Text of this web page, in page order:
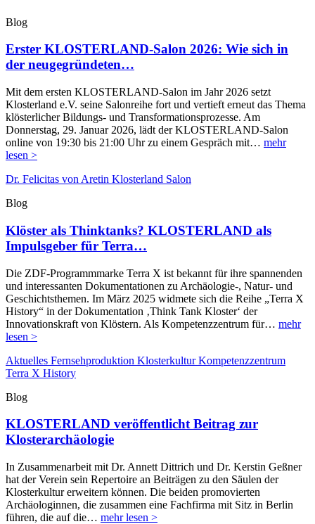
Blog
Erster KLOSTERLAND-Salon 2026: Wie sich in
der neugegründeten…
Mit dem ersten KLOSTERLAND-Salon im Jahr 2026 setzt
Klosterland e.V. seine Salonreihe fort und vertieft erneut das Thema
klösterlicher Bildungs- und Transformationsprozesse. Am
Donnerstag, 29. Januar 2026, lädt der KLOSTERLAND-Salon
online von 19:30 bis 21:00 Uhr zu einem Gespräch mit… mehr
lesen >
Dr. Felicitas von Aretin Klosterland Salon
Blog
Klöster als Thinktanks? KLOSTERLAND als
Impulsgeber für Terra…
Die ZDF-Programmmarke Terra X ist bekannt für ihre spannenden
und interessanten Dokumentationen zu Archäologie-, Natur- und
Geschichtsthemen. Im März 2025 widmete sich die Reihe „Terra X
History“ in der Dokumentation ‚Think Tank Kloster‘ der
Innovationskraft von Klöstern. Als Kompetenzzentrum für… mehr
lesen >
Aktuelles Fernsehproduktion KlosterkulturKompetenzzentrum
Terra X History
Blog
KLOSTERLAND veröffentlicht Beitrag zur
Klosterarchäologie
In Zusammenarbeit mit Dr. Annett Dittrich und Dr. Kerstin Geßner
hat der Verein sein Repertoire an Beiträgen zu den Säulen der
Klosterkultur erweitern können. Die beiden promovierten
Archäologinnen, die zusammen eine Fachfirma mit Sitz in Berlin
führen, die auf die… mehr lesen >